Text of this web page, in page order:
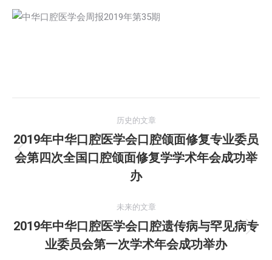
章
导
历史的文章
历
史
文
章：
2019年中华口腔医学会口腔颌面修复专业委员
会第四次全国口腔颌面修复学学术年会成功举
办
未来的文章
未
来
2019年中华口腔医学会口腔遗传病与罕见病专
业委员会第一次学术年会成功举办